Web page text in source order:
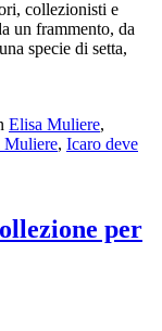
collezionisti e
un frammento, da
specie di setta,
Elisa Muliere,
Muliere, Icaro deve
per